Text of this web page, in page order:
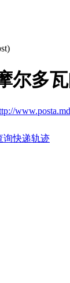
尔多
询快递轨迹